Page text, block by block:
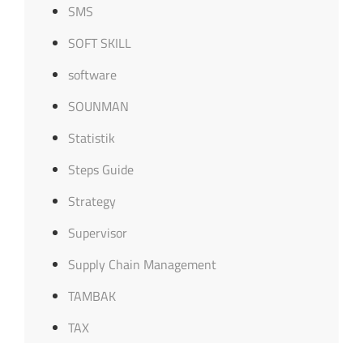
SMS
SOFT SKILL
software
SOUNMAN
Statistik
Steps Guide
Strategy
Supervisor
Supply Chain Management
TAMBAK
TAX